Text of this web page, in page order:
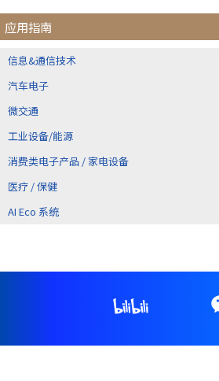
应用指南
信息&通信技术
汽车电子
微交通
工业设备/能源
消费类电子产品 / 家电设备
医疗 / 保健
AI Eco 系统